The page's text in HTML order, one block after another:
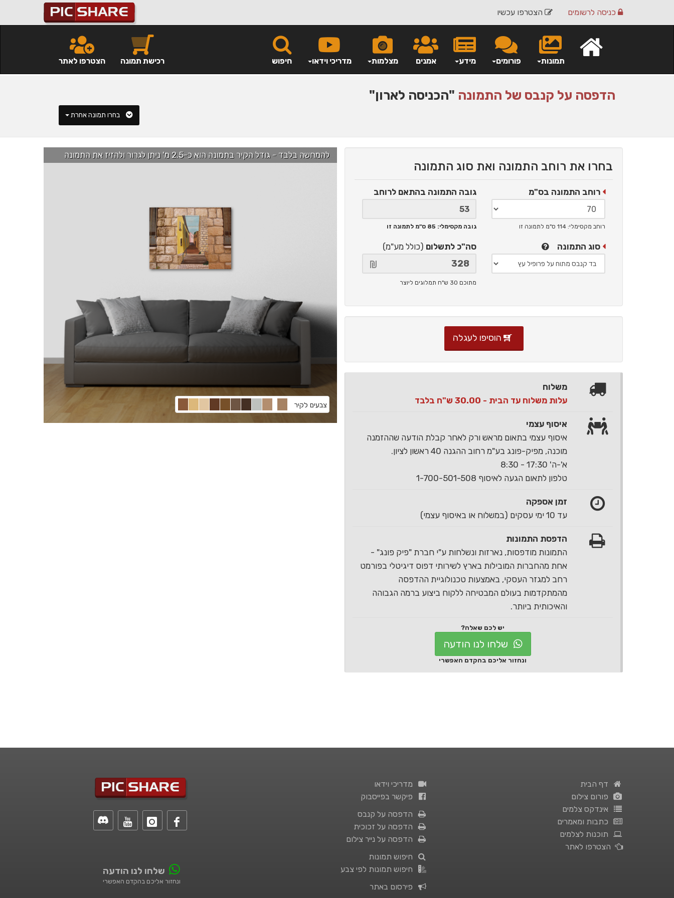
הצטרפו עכשיו כניסה לרשומים
חיפוש מדריכי וידאו מצלמות אמנים מידע פורומים תמונות הצטרפו לאתר רכישת תמונה
הדפסה על קנבס של התמונה "הכניסה לארון"
להמחשה בלבד - גודל הקיר בתמונה הוא כ-2.5 מ' ניתן לגרור ולהזיז את התמונה
צבעים לקיר
בחרו את רוחב התמונה ואת סוג התמונה
רוחב התמונה בס"מ
רוחב מקסימלי: 114 ס"מ לתמונה זו
גובה התמונה בהתאם לרוחב
גובה מקסימלי: 85 ס"מ לתמונה זו
סוג התמונה סה"כ לתשלום (כולל מע"מ)
מתוכם 30 ש"ח תמלוגים ליוצר
הוסיפו לעגלה
משלוח
עלות משלוח עד הבית - 30.00 ש"ח בלבד
איסוף עצמי
איסוף עצמי בתאום מראש ורק לאחר קבלת הודעה שההזמנה
מוכנה, מפיק-פונג בע"מ רחוב ההגנה 40 ראשון לציון.
א'-ה' 17:30 - 8:30
טלפון לתאום הגעה לאיסוף 1-700-501-508
זמן אספקה
עד 10 ימי עסקים (במשלוח או באיסוף עצמי)
הדפסת התמונות
התמונות מודפסות, נארזות ונשלחות ע"י חברת "פיק פונג" -
אחת מהחברות המובילות בארץ לשירותי דפוס דיגיטלי בפורמט
רחב למגזר העסקי, באמצעות טכנולוגיית ההדפסה
מהמתקדמות בעולם המבטיחה ללקוח ביצוע ברמה הגבוהה
והאיכותית ביותר.
יש לכם שאלה?
שלחו לנו הודעה
ונחזור אליכם בהקדם האפשרי
שלחו לנו הודעה
ונחזור אליכם בהקדם האפשרי
מדריכי וידאו
פיקשר בפייסבוק
הדפסה על קנבס
הדפסה על זכוכית
הדפסה על נייר צילום
חיפוש תמונות
חיפוש תמונות לפי צבע
פירסום באתר
דף הבית
פורום צילום
אינדקס צלמים
כתבות ומאמרים
תוכנות לצלמים
הצטרפו לאתר